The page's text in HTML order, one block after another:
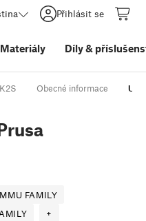
Přihlásit se
Materiály Díly&
Obecné informace
MMU FAMILY
+